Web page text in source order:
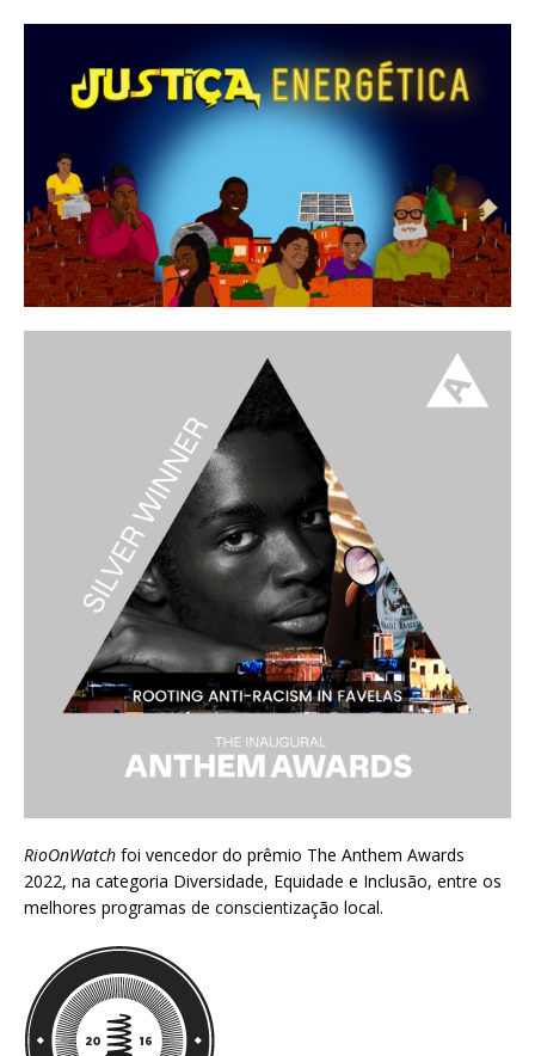
RioOnWatch foi vencedor do prêmio The Anthem Awards
2022, na categoria Diversidade, Equidade e Inclusão, entre os
melhores programas de conscientização local.